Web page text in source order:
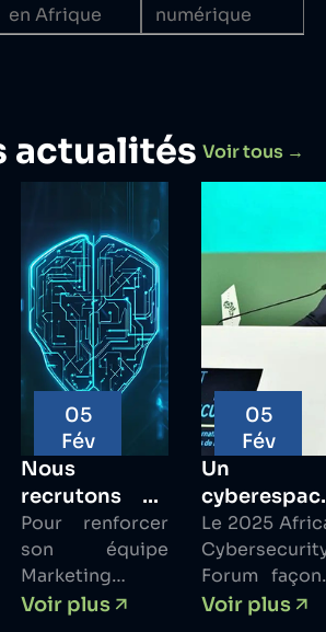
en Afrique
numérique
actualités Voir tous →
05
Fév
Nous
recrutons un
Creative
Media
Associate
Pour renforcer
son équipe
Marketing &
Communication,
Voir plus
05
Fév
Un
africain
résilient
Forum
africain sur
Le 2025
Forum
l’avenir
Voir plus